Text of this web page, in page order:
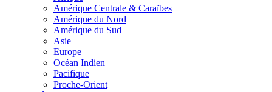
Amérique Centrale & Caraïbes
Amérique du Nord
Amérique du Sud
Asie
Europe
Océan Indien
Pacifique
Proche-Orient